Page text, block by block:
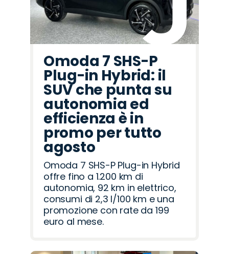
Omoda 7 SHS-P
Plug-in Hybrid: il
SUV che punta su
autonomia ed
efficienza è in
promo per tutto
agosto
Omoda 7 SHS-P Plug-in Hybrid
offre fino a 1.200 km di
autonomia, 92 km in elettrico,
consumi di 2,3 l/100 km e una
promozione con rate da 199
euro al mese.